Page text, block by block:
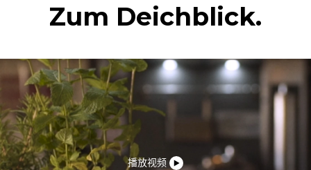
Zum Deichblick.
播放视频